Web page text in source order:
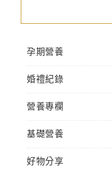
孕期營養
婚禮紀錄
營養專欄
基礎營養
好物分享